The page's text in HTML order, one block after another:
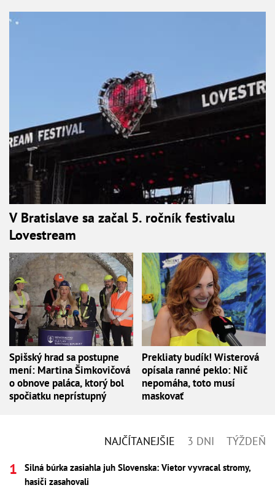
V Bratislave sa začal 5. ročník festivalu
Lovestream
Spišský hrad sa postupne
mení: Martina Šimkovičová
o obnove paláca, ktorý bol
spočiatku neprístupný
Prekliaty budík! Wisterová
opísala ranné peklo: Nič
nepomáha, toto musí
maskovať
NAJČÍTANEJŠIE 3 DNI TÝŽDEŇ
Silná búrka zasiahla juh Slovenska: Vietor vyvracal stromy,
hasiči zasahovali